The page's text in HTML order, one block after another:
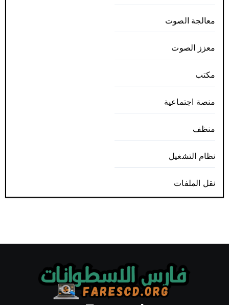
معالجة الصوت
معزز الصوت
مكتب
منصة اجتماعية
منظف
نظام التشغيل
نقل الملفات